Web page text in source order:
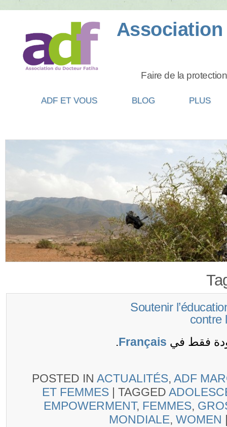
PLUS
BLOG
ADF ET VOUS
(Français) Soutenir
فقط فيFrançais
.
POSTED INACTUALITÉS ,ADF
ET FEMMES
|TAGGED
EMPOWERMENT ,FEMMES ,
MONDIALE ,WOMEN